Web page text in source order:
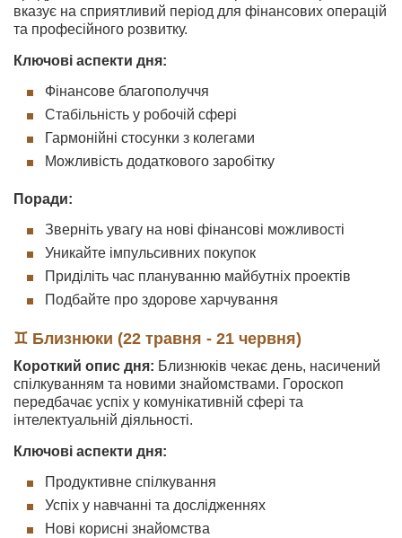
вказує на сприятливий період для фінансових операцій
та професійного розвитку.
Ключові аспекти дня:
Фінансове благополуччя
Стабільність у робочій сфері
Гармонійні стосунки з колегами
Можливість додаткового заробітку
Поради:
Зверніть увагу на нові фінансові можливості
Уникайте імпульсивних покупок
Приділіть час плануванню майбутніх проектів
Подбайте про здорове харчування
♊ Близнюки (22 травня - 21 червня)
Короткий опис дня: Близнюків чекає день, насичений
спілкуванням та новими знайомствами. Гороскоп
передбачає успіх у комунікативній сфері та
інтелектуальній діяльності.
Ключові аспекти дня:
Продуктивне спілкування
Успіх у навчанні та дослідженнях
Нові корисні знайомства